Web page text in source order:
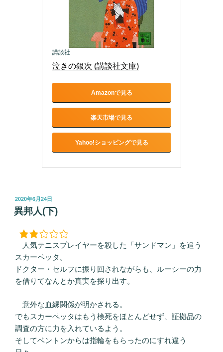
講談社
泣きの銀次 (講談社文庫)
Amazonで見る
楽天市場で見る
Yahoo!ショッピングで見る
投
稿
日:
2020年6月24日
異邦人(下)
人気テニスプレイヤーを殺した「サンドマン」を追う
スカーペッタ。
ドクター・セルフに振り回されながらも、ルーシーの力
を借りてなんとか真実を探り出す。
意外な血縁関係が明かされる。
でもスカーペッタはもう検死をほとんどせず、証拠品の
調査の方に力を入れているよう。
そしてベントンからは指輪をもらったのにすれ違う